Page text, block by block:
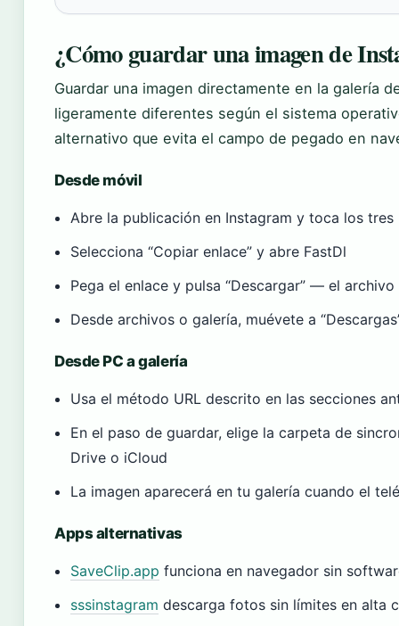
¿Cómo guardar una imagen de
Guardar una imagen directamente en la galería
ligeramente diferentes según el sistema
alternativo que evita el campo de pegado en
Desde móvil
Abre la publicación en Instagram y toca los
Selecciona “Copiar enlace” y abre FastDl
Pega el enlace y pulsa “Descargar” — el
Desde archivos o galería, muévete a
Desde PC a galería
Usa el método URL descrito en las secciones
En el paso de guardar, elige la carpeta de
Drive o iCloud
La imagen aparecerá en tu galería cuando el
Apps alternativas
SaveClip.app funciona en navegador sin
sssinstagram descarga fotos sin límites en alta